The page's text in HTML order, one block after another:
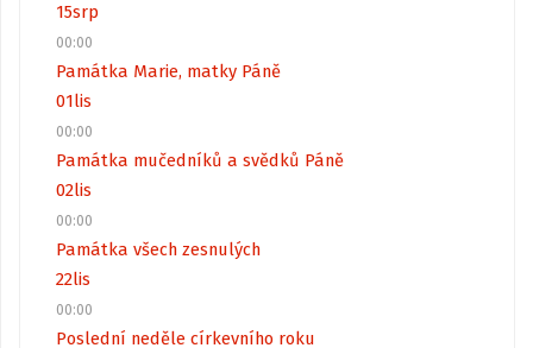
15srp
00:00
Památka Marie, matky Páně
01lis
00:00
Památka mučedníků a svědků Páně
02lis
00:00
Památka všech zesnulých
22lis
00:00
Poslední neděle církevního roku